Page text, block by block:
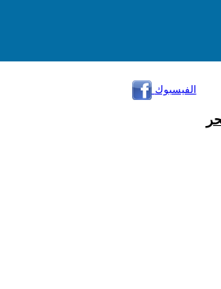
الفيسبوك